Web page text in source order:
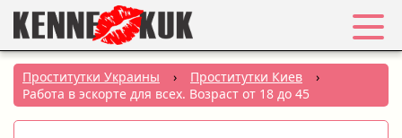
Избранное
Вход
Проститутки Украины › Проститутки Киев
›
Работа в эскорте для всех. Возраст от 18 до 45